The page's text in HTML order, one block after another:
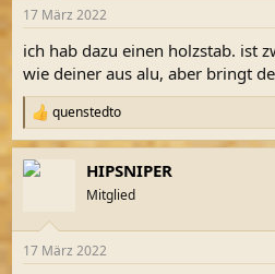
e
:
17 März 2022
ich hab dazu einen holzstab. ist
wie deiner aus alu, aber bringt
R
e
a
k
e
quenstedto
HIPSNIPER
Mitglied
17 März 2022